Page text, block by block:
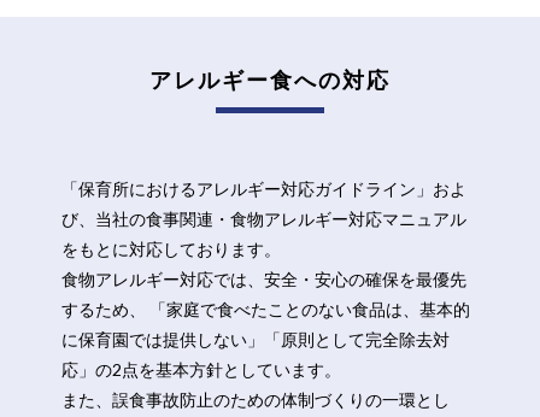
アレルギー食への対応
「保育所におけるアレルギー対応ガイドライン」およ
び、当社の食事関連・食物アレルギー対応マニュアル
をもとに対応しております。
食物アレルギー対応では、安全・安心の確保を最優先
するため、
「家庭で食べたことのない食品は、基本的
に保育園では提供しない」「原則として完全除去対
応」の2点を基本方針としています。
また、誤食事故防止のための体制づくりの一環とし